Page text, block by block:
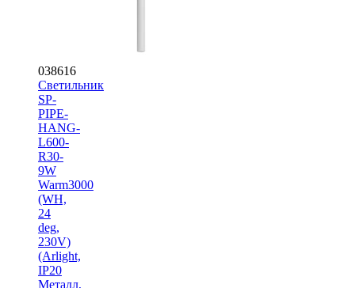
038616
Светильник
SP-
PIPE-
HANG-
L600-
R30-
9W
Warm3000
(WH,
24
deg,
230V)
(Arlight,
IP20
Металл,